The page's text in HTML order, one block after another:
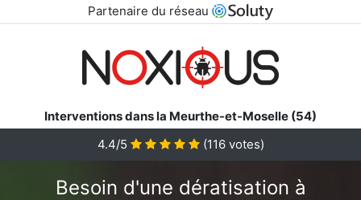
Partenaire du réseau
Interventions dans la Meurthe-et-Moselle (54)
4.4/5 (116votes)
Besoin d'une dératisation à